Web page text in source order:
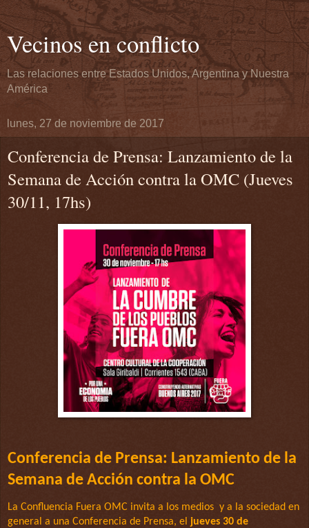
Vecinos en conflicto
Las relaciones entre Estados Unidos, Argentina y Nuestra
América
lunes, 27 de noviembre de 2017
Conferencia de Prensa: Lanzamiento de la
Semana de Acción contra la OMC (Jueves
30/11, 17hs)
Conferencia de Prensa: Lanzamiento de la
Semana de Acción contra la OMC
La Confluencia Fuera OMC invita a los medios y a la sociedad en
general a una Conferencia de Prensa, el jueves 30 de